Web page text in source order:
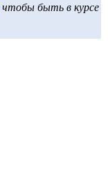
чтобы быть в курсе